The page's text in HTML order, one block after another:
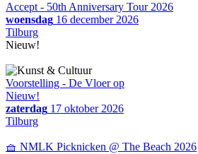
Accept - 50th Anniversary Tour 2026
woensdag 16 december 2026
Tilburg
Nieuw!
Voorstelling - De Vloer op
Nieuw!
zaterdag 17 oktober 2026
Tilburg
🧺 NMLK Picknicken @ The Beach 2026